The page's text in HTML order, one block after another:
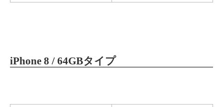
iPhone 8 / 64GBタイプ